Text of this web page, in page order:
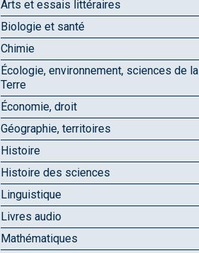
Arts et essais littéraires
Biologie et santé
Chimie
Écologie, environnement, sciences de la
Terre
Économie, droit
Géographie, territoires
Histoire
Histoire des sciences
Linguistique
Livres audio
Mathématiques